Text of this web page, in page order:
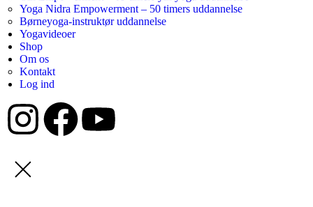
Yoga Nidra Empowerment – 50 timers uddannelse
Børneyoga-instruktør uddannelse
Yogavideoer
Shop
Om os
Kontakt
Log ind